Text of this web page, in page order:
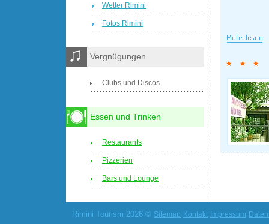
Wetter Rimini
Fotos Rimini
Vergnügungen
Clubs und Discos
Essen und Trinken
Restaurants
Pizzerien
Bars und Lounge
Rimini Tourism 2026 © Sitemap Kontakt Impressum